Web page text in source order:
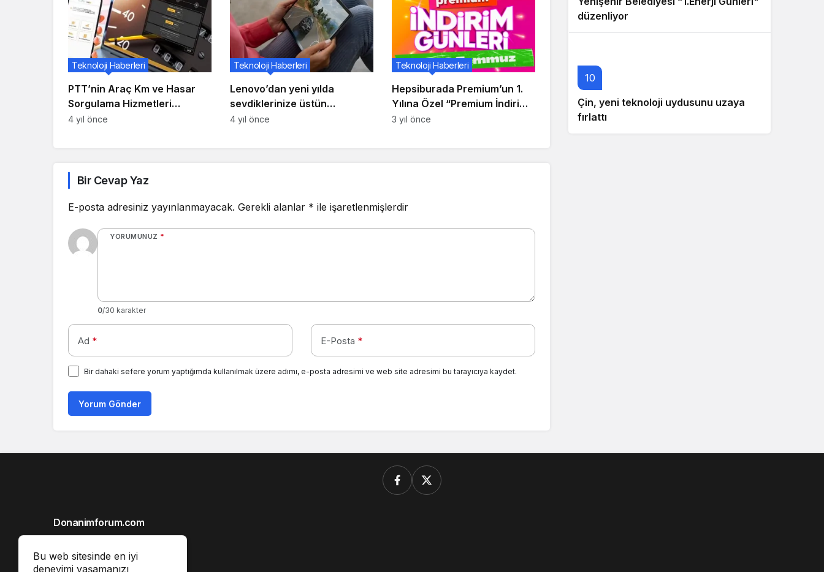
PTT’nin Araç Km ve Hasar
Sorgulama Hizmetleri
Mağduriyetlerin Önüne
Teknoloji Haberleri
4 yıl önce
Lenovo’dan yeni yılda
sevdiklerinize üstün
teknolojiyi armağan edin
Teknoloji Haberleri
4 yıl önce
Hepsiburada Premium’un 1.
Yılına Özel “Premium İndirim
Günleri” Başladı
Teknoloji Haberleri
3 yıl önce
Bir Cevap Yaz
E-posta adresiniz yayınlanmayacak. Gerekli alanlar * ile işaretlenmişlerdir
YORUMUNUZ *
0/30 karakter
Ad * E-Posta *
Bir dahaki sefere yorum yaptığımda kullanılmak üzere adımı, e-posta adresimi ve web site adresimi bu tarayıcıya kaydet.
Yorum Gönder
düzenliyor
10
Çin, yeni teknoloji uydusunu uzaya
fırlattı
Bu web sitesinde en iyi
deneyimi yaşamanızı
Donanimforum.com
Gizlilik İlkeleri